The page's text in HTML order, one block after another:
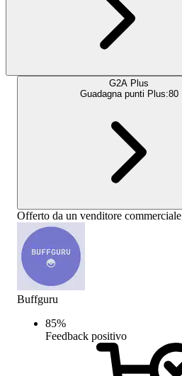
G2A Plus
Guadagna punti Plus:80
Offerto da un venditore commerciale
Buffguru
85%
Feedback positivo